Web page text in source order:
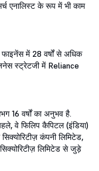
एनालिस्ट के रूप में भी काम
में 28 वर्षों से अधिक
स्ट्रेटजी में Reliance
16 वर्षों का अनुभव है.
वे फिलिप कैपिटल (इंडिया)
कंपनी लिमिटेड,
लिमिटेड से जुड़े